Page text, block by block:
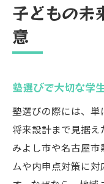
説
塾の個別
塾で伸ば
塾の指導
塾の学習
母親目線で見
子どもの未
意
塾選びで大切な学
塾選びの際には、
将来設計まで見据
みよし市や名古屋
ムや内申点対策に